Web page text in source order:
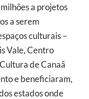
a projetos
a serem
culturais –
Vale, Centro
de Canaã
e beneficiaram,
estados onde